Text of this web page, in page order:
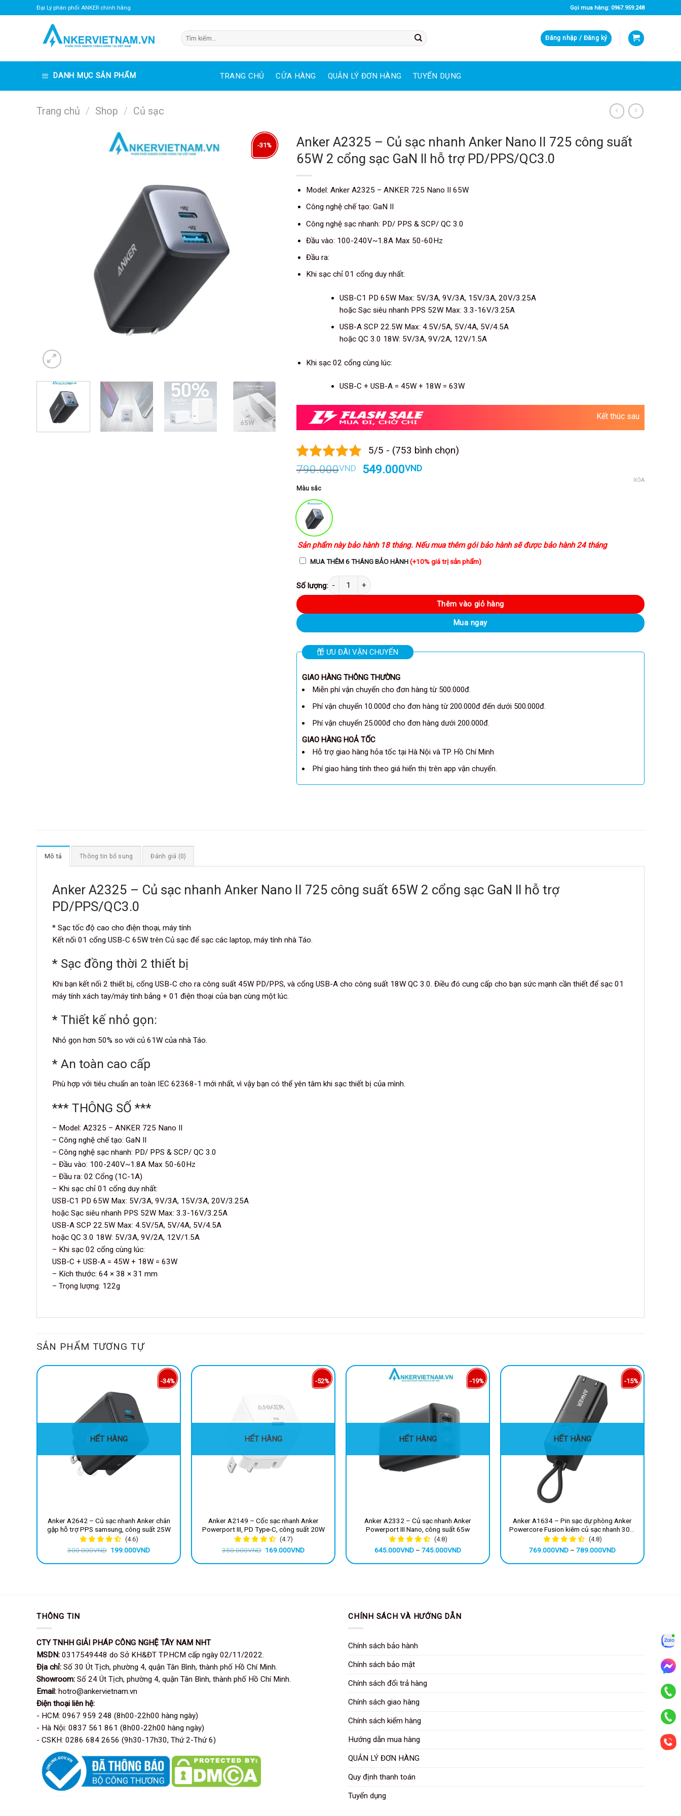
qua
Đại Lý phân phối ANKER chính hãng Gọi mua hàng: 0967.959.248
Tìm
kiếm:
Đăng nhập / Đăng ký
DANH MỤC SẢN PHẨM TRANG CHỦ CỬA HÀNG QUẢN LÝ ĐƠN HÀNG TUYỂN DỤNG
Trang chủ / Shop / Củ sạc
-31%
Anker A2325 – Củ sạc nhanh Anker Nano II 725 công suất
65W 2 cổng sạc GaN ll hỗ trợ PD/PPS/QC3.0
Model: Anker A2325 – ANKER 725 Nano II 65W
Công nghệ chế tạo: GaN II
Công nghệ sạc nhanh: PD/ PPS & SCP/ QC 3.0
Đầu vào: 100-240V~1.8A Max 50-60Hz
Đầu ra:
Khi sạc chỉ 01 cổng duy nhất:
USB-C1 PD 65W Max: 5V/3A, 9V/3A, 15V/3A, 20V/3.25A
hoặc Sạc siêu nhanh PPS 52W Max: 3.3-16V/3.25A
USB-A SCP 22.5W Max: 4.5V/5A, 5V/4A, 5V/4.5A
hoặc QC 3.0 18W: 5V/3A, 9V/2A, 12V/1.5A
Khi sạc 02 cổng cùng lúc:
USB-C + USB-A = 45W + 18W = 63W
Kết thúc sau
5/5 - (753 bình chọn)
790.000VND
Giá
549.000VNDGiá
Màu sắc
XÓA
Sản phẩm này bảo hành 18 tháng. Nếu mua thêm gói bảo hành sẽ được bảo hành 24 tháng
MUA THÊM 6 THÁNG BẢO HÀNH(+10% giá trị sản phẩm)
Anker A2325 - Củ sạc nhanh Anker Nano II 725 công suất 65W 2 cổng sạc GaN ll hỗ trợ PD/PPS/QC3.0 số lượng
Thêm vào giỏ hàng
Mua ngay
ƯU ĐÃI VẬN CHUYỂN
GIAO HÀNG THÔNG THƯỜNG
Miễn phí vận chuyển cho đơn hàng từ 500.000đ.
Phí vận chuyển 10.000đ cho đơn hàng từ 200.000đ đến dưới 500.000đ.
Phí vận chuyển 25.000đ cho đơn hàng dưới 200.000đ.
GIAO HÀNG HOẢ TỐC
Hỗ trợ giao hàng hỏa tốc tại Hà Nội và TP. Hồ Chí Minh
Phí giao hàng tính theo giá hiển thị trên app vận chuyển.
Mô tả Thông tin bổ sung Đánh giá (0)
Anker A2325 – Củ sạc nhanh Anker Nano II 725 công suất 65W 2 cổng sạc GaN ll hỗ trợ
PD/PPS/QC3.0
* Sạc tốc độ cao cho điện thoại, máy tính
Kết nối 01 cổng USB-C 65W trên Củ sạc để sạc các laptop, máy tính nhà Táo.
* Sạc đồng thời 2 thiết bị
Khi bạn kết nối 2 thiết bị, cổng USB-C cho ra công suất 45W PD/PPS, và cổng USB-A cho công suất 18W QC 3.0. Điều đó cung cấp cho bạn sức mạnh cần thiết để sạc 01
máy tính xách tay/máy tính bảng + 01 điện thoại của bạn cùng một lúc.
* Thiết kế nhỏ gọn:
Nhỏ gọn hơn 50% so với củ 61W của nhà Táo.
* An toàn cao cấp
Phù hợp với tiêu chuẩn an toàn IEC 62368-1 mới nhất, vì vậy bạn có thể yên tâm khi sạc thiết bị của mình.
*** THÔNG SỐ ***
– Model: A2325 – ANKER 725 Nano II
– Công nghệ chế tạo: GaN II
– Công nghệ sạc nhanh: PD/ PPS & SCP/ QC 3.0
– Đầu vào: 100-240V~1.8A Max 50-60Hz
– Đầu ra: 02 Cổng (1C-1A)
– Khi sạc chỉ 01 cổng duy nhất:
USB-C1 PD 65W Max: 5V/3A, 9V/3A, 15V/3A, 20V/3.25A
hoặc Sạc siêu nhanh PPS 52W Max: 3.3-16V/3.25A
USB-A SCP 22.5W Max: 4.5V/5A, 5V/4A, 5V/4.5A
hoặc QC 3.0 18W: 5V/3A, 9V/2A, 12V/1.5A
– Khi sạc 02 cổng cùng lúc:
USB-C + USB-A = 45W + 18W = 63W
– Kích thước: 64 × 38 × 31 mm
– Trọng lượng: 122g
SẢN PHẨM TƯƠNG TỰ
-34%
HẾT HÀNG
Anker A2642 – Củ sạc nhanh Anker chân
gập hỗ trợ PPS samsung, công suất 25W
(4.6)
300.000VND Giá
là:
199.000VNDGiá
tại
-52%
HẾT HÀNG
Anker A2149 – Cốc sạc nhanh Anker
Powerport III, PD Type-C, công suất 20W
(4.7)
350.000VND Giá
là:
169.000VNDGiá
tại
-19%
HẾT HÀNG
Anker A2332 – Củ sạc nhanh Anker
Powerport III Nano, công suất 65w
(4.8)
645.000VND – 745.000VNDKhoảng
từ
-15%
HẾT HÀNG
Anker A1634 – Pin sạc dự phòng Anker
Powercore Fusion kiêm củ sạc nhanh 30W
5000mAh (bản nâng cấp của A1633)
(4.8)
769.000VND – 789.000VNDKhoảng
từ
THÔNG TIN
CTY TNHH GIẢI PHÁP CÔNG NGHỆ TÂY NAM NHT
MSDN: 0317549448 do Sở KH&ĐT TP.HCM cấp ngày 02/11/2022.
Địa chỉ: Số 30 Út Tịch, phường 4, quận Tân Bình, thành phố Hồ Chí Minh.
Showroom: Số 24 Út Tịch, phường 4, quận Tân Bình, thành phố Hồ Chí Minh.
Email: hotro@ankervietnam.vn
Điện thoại liên hệ:
- HCM: 0967 959 248 (8h00-22h00 hàng ngày)
- Hà Nội: 0837 561 861 (8h00-22h00 hàng ngày)
- CSKH: 0286 684 2656 (9h30-17h30, Thứ 2-Thứ 6)
CHÍNH SÁCH VÀ HƯỚNG DẪN
Chính sách bảo hành
Chính sách bảo mật
Chính sách đổi trả hàng
Chính sách giao hàng
Chính sách kiểm hàng
Hướng dẫn mua hàng
QUẢN LÝ ĐƠN HÀNG
Quy định thanh toán
Tuyển dụng